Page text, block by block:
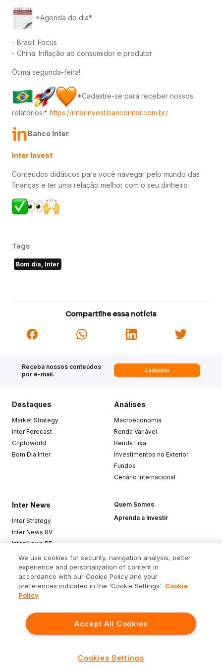
*Agenda do dia*
- Brasil: Focus
- China: Inflação ao consumidor e produtor
Ótima segunda-feira!
*Cadastre-se para receber nossos
relatórios:* https://interinvest.bancointer.com.br/
Banco Inter
Inter Invest
Conteúdos didáticos para você navegar pelo mundo das
finanças e ter uma relação melhor com o seu dinheiro
Tags
Bom dia, Inter
Compartilhe essa notícia
Receba nossos conteúdos
por e-mail.
Cadastrar
Siga o Inter
Destaques
Market Strategy
Inter Forecast
Criptoworld
Bom Dia Inter
Análises
Macroeconomia
Renda Variável
Renda Fixa
Investimentos no Exterior
Fundos
Cenário Internacional
Inter News
Inter Strategy
Inter News RV
Inter News RF
Top Funds
Quem Somos
Aprenda a Investir
Baixe o app
We use cookies for security, navigation analysis, better
experience and personalization of content in
accordance with our Cookie Policy and your
preferences indicated in the 'Cookie Settings'. Cookie
Policy
Accept All Cookies
Cookies Settings